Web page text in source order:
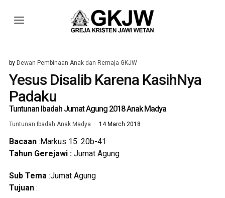
by Dewan Pembinaan Anak dan Remaja GKJW
Yesus Disalib Karena KasihNya
Padaku
Tuntunan Ibadah Jumat Agung 2018 Anak Madya
Tuntunan Ibadah Anak Madya 14 March 2018
Bacaan:Markus 15: 20b-41
Tahun Gerejawi :Jumat Agung
Sub Tema:Jumat Agung
Tujuan: